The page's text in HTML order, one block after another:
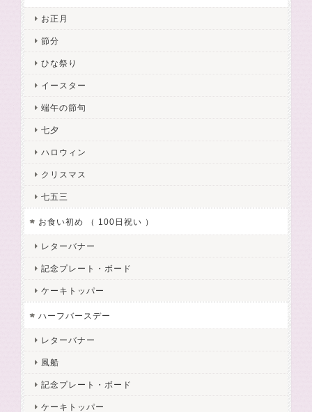
お正月
節分
ひな祭り
イースター
端午の節句
七夕
ハロウィン
クリスマス
七五三
お食い初め （ 100日祝い ）
レターバナー
記念プレート・ボード
ケーキトッパー
ハーフバースデー
レターバナー
風船
記念プレート・ボード
ケーキトッパー